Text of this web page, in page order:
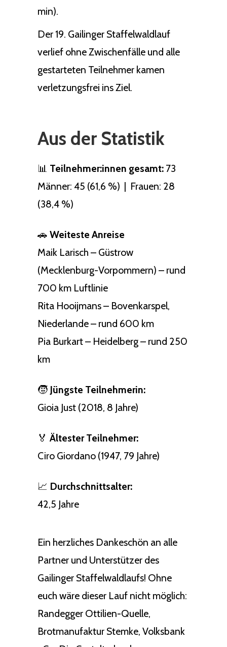
min).
Der 19. Gailinger Staffelwaldlauf
verlief ohne Zwischenfälle und alle
gestarteten Teilnehmer kamen
verletzungsfrei ins Ziel.
Aus der Statistik
📊 Teilnehmer:innen gesamt: 73
Männer: 45 (61,6 %) | Frauen: 28
(38,4 %)
🚗 Weiteste Anreise
Maik Larisch – Güstrow
(Mecklenburg-Vorpommern) – rund
700 km Luftlinie
Rita Hooijmans – Bovenkarspel,
Niederlande – rund 600 km
Pia Burkart – Heidelberg – rund 250
km
🧒 Jüngste Teilnehmerin:
Gioia Just (2018, 8 Jahre)
🏅 Ältester Teilnehmer:
Ciro Giordano (1947, 79 Jahre)
📈 Durchschnittsalter:
42,5 Jahre
Ein herzliches Dankeschön an alle
Partner und Unterstützer des
Gailinger Staffelwaldlaufs! Ohne
euch wäre dieser Lauf nicht möglich:
Randegger Ottilien-Quelle,
Brotmanufaktur Stemke, Volksbank